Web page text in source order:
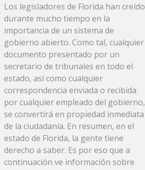
Los legisladores de Florida han creído
durante mucho tiempo en la
importancia de un sistema de
gobierno abierto. Como tal, cualquier
documento presentado por un
secretario de tribunales en todo el
estado, así como cualquier
correspondencia enviada o recibida
por cualquier empleado del gobierno,
se convertirá en propiedad inmediata
de la ciudadanía. En resumen, en el
estado de Florida, la gente tiene
derecho a saber. Es por eso que a
continuación ve información sobre